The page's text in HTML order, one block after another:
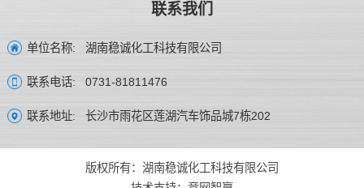
联系我们
单位名称: 湖南稳诚化工科技有限公司
联系电话: 0731-81811476
联系地址: 长沙市雨花区莲湖汽车饰品城7栋202
版权所有：湖南稳诚化工科技有限公司